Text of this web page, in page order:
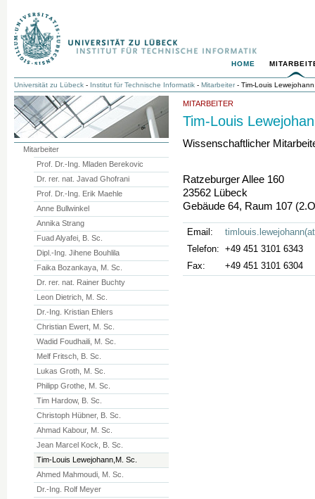
HOME
Universität zu Lübeck - Institut für Technische Informatik - Mitarbeiter- Tim-Louis
MITARBEITER
Tim-Louis
Wissenschaftlicher
Ratzeburger Allee 160
23562 Lübeck
Gebäude 64, Raum 107
Email:
Telefon: +49 451 3101 6343
Fax:
+49 451 3101 6304
Mitarbeiter
Prof. Dr.-Ing. Mladen Berekovic
Dr. rer. nat. Javad Ghofrani
Prof. Dr.-Ing. Erik Maehle
Anne Bullwinkel
Annika Strang
Fuad Alyafei, B. Sc.
Dipl.-Ing. Jihene Bouhlila
Faika Bozankaya, M. Sc.
Dr. rer. nat. Rainer Buchty
Leon Dietrich, M. Sc.
Dr.-Ing. Kristian Ehlers
Christian Ewert, M. Sc.
Wadid Foudhaili, M. Sc.
Melf Fritsch, B. Sc.
Lukas Groth, M. Sc.
Philipp Grothe, M. Sc.
Tim Hardow, B. Sc.
Christoph Hübner, B. Sc.
Ahmad Kabour, M. Sc.
Jean Marcel Kock, B. Sc.
Tim-Louis Lewejohann,M. Sc.
Ahmed Mahmoudi, M. Sc.
Dr.-Ing. Rolf Meyer